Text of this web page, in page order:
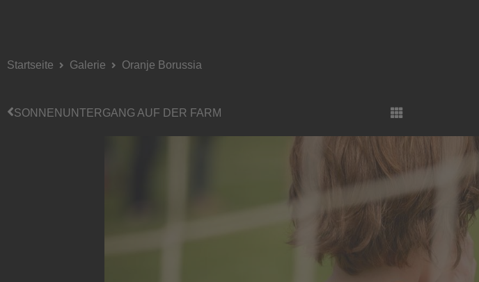
Startseite Galerie Oranje Borussia
SONNENUNTERGANG AUF DER FARM